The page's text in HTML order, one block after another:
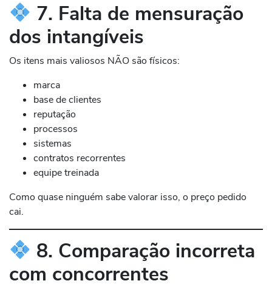
7. Falta de mensuração
dos intangíveis
Os itens mais valiosos NÃO são físicos:
marca
base de clientes
reputação
processos
sistemas
contratos recorrentes
equipe treinada
Como quase ninguém sabe valorar isso, o preço pedido
cai.
8. Comparação incorreta
com concorrentes